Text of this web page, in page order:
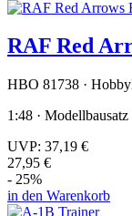
RAF Red
HBO 81738 ·
1:48 · Modellbausatz
UVP: 37,19 €
27,95 €
- 25%
in den Warenkorb